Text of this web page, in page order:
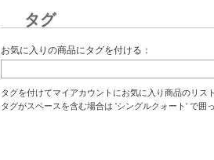
タグ
お気に入りの商品にタグを付ける：
タグを付けてマイアカウントにお気に入り商品のリス
タグがスペースを含む場合は 'シングルクォート' で囲